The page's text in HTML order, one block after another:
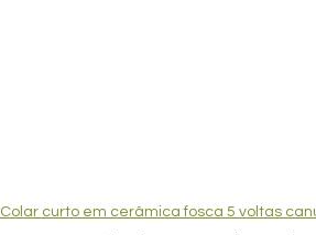
Colar curto em cerâmica fosca 5 voltas